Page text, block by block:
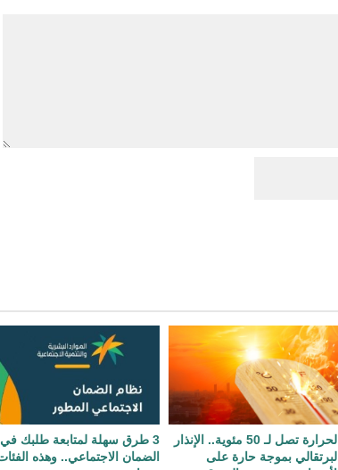
الحرارة تصل لـ 50 مئوية.. الإنذار
البرتقالي بموجة حارة على
3 طرق سهلة لمتابعة طلبك في
الضمان الاجتماعي.. وهذه